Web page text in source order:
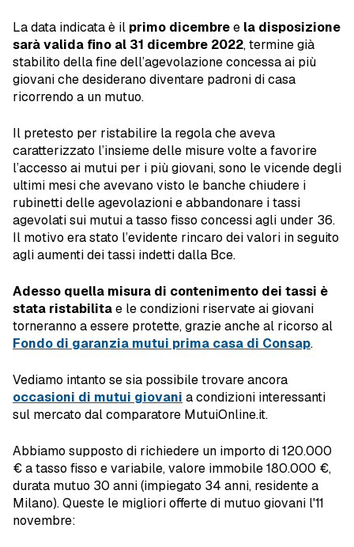
La data indicata è il primo dicembree la disposizione
sarà valida fino al 31 dicembre 2022, termine già
stabilito della fine dell’agevolazione concessa ai più
giovani che desiderano diventare padroni di casa
ricorrendo a un mutuo.
Il pretesto per ristabilire la regola che aveva
caratterizzato l’insieme delle misure volte a favorire
l’accesso ai mutui per i più giovani, sono le vicende degli
ultimi mesi che avevano visto le banche chiudere i
rubinetti delle agevolazioni e abbandonare i tassi
agevolati sui mutui a tasso fisso concessi agli under 36.
Il motivo era stato l’evidente rincaro dei valori in seguito
agli aumenti dei tassi indetti dalla Bce.
Adesso quella misura di contenimento dei tassi è
stata ristabilitae le condizioni riservate ai giovani
torneranno a essere protette, grazie anche al ricorso al
Fondo di garanzia mutui prima casa di Consap.
Vediamo intanto se sia possibile trovare ancora
occasioni di mutui giovani a condizioni interessanti
sul mercato dal comparatore MutuiOnline.it.
Abbiamo supposto di richiedere un importo di 120.000
€ a tasso fisso e variabile, valore immobile 180.000 €,
durata mutuo 30 anni (impiegato 34 anni, residente a
Milano). Queste le migliori offerte di mutuo giovani l'11
novembre: